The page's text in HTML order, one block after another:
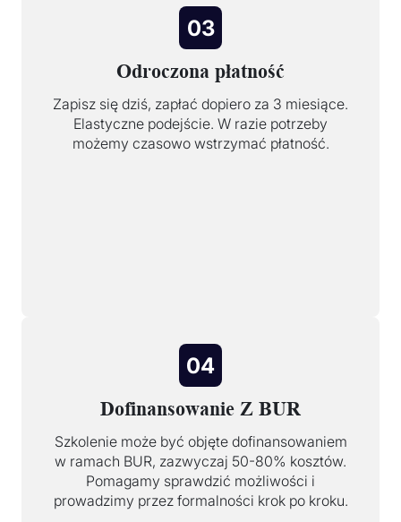
03
Odroczona płatność
Zapisz się dziś, zapłać dopiero za 3 miesiące.
Elastyczne podejście. W razie potrzeby
możemy czasowo wstrzymać płatność.
04
Dofinansowanie Z BUR
Szkolenie może być objęte dofinansowaniem
w ramach BUR, zazwyczaj 50-80% kosztów.
Pomagamy sprawdzić możliwości i
prowadzimy przez formalności krok po kroku.